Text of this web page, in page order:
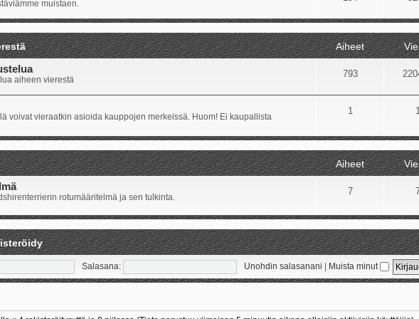
muistaen.
Aiheet
aiheen vierestä
793
voivat vieraatkin asioida kauppojen merkeissä. Huom! Ei kaupallista
1 1
Aiheet
rotumääritelmä ja sen tulkinta.
7
Salasana: Unohdin salasanani Muista minut